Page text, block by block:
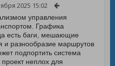
2025 15:02
управления
Графика
есть баги, мешающие
и разнообразие маршрутов
подпортить система
неплох для